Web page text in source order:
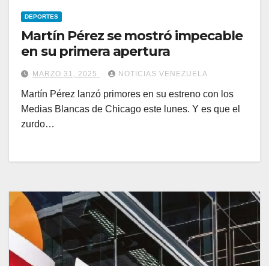
DEPORTES
Martín Pérez se mostró impecable
en su primera apertura
MARZO 31, 2025 NOTICIAS VENEZUELA
Martín Pérez lanzó primores en su estreno con los
Medias Blancas de Chicago este lunes. Y es que el
zurdo…